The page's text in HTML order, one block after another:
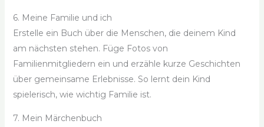
6. Meine Familie und ich
Erstelle ein Buch über die Menschen, die deinem Kind
am nächsten stehen. Füge Fotos von
Familienmitgliedern ein und erzähle kurze Geschichten
über gemeinsame Erlebnisse. So lernt dein Kind
spielerisch, wie wichtig Familie ist.
7. Mein Märchenbuch